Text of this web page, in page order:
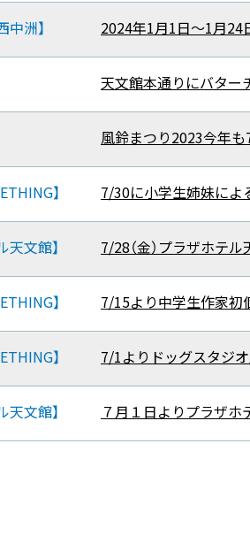
中洲】 2024年1月1日～1月24
天文館本通りにバター
風鈴まつり2023今年
】 7/30に小学生姉妹によ
天文館】 7/28（金）プラザホテ
】 7/15より中学生作家初
】 7/1よりドッグスタジ
天文館】 ７月１日よりプラザホ